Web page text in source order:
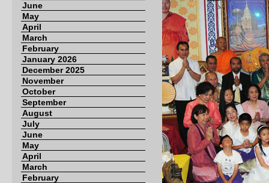
June
May
April
March
February
January 2026
December 2025
November
October
September
August
July
June
May
April
March
February